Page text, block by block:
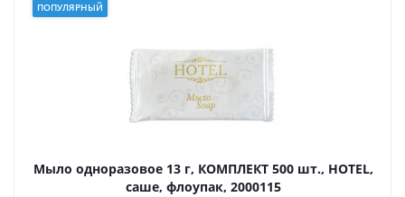
ПОПУЛЯРНЫЙ
Мыло одноразовое 13 г, КОМПЛЕКТ 500 шт., HOTEL,
саше, флоупак, 2000115